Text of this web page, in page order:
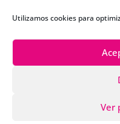
Utilizamos cookies para
Ver
como
que le